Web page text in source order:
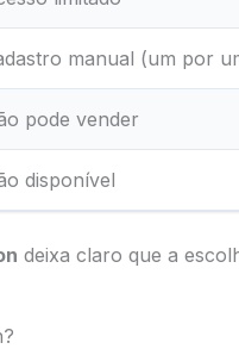
manual (um por
pode vender
disponível
deixa claro que a